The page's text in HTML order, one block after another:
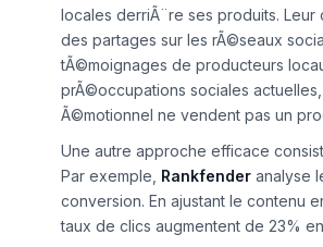
locales derriÃ¨re ses produits.
des partages sur les rÃ©seaux
tÃ©moignages de producteurs
prÃ©occupations sociales
Ã©motionnel ne vendent pas un
Une autre approche efficace
Par exemple, Rankfender analyse
conversion. En ajustant le contenu
taux de clics augmentent de 23%